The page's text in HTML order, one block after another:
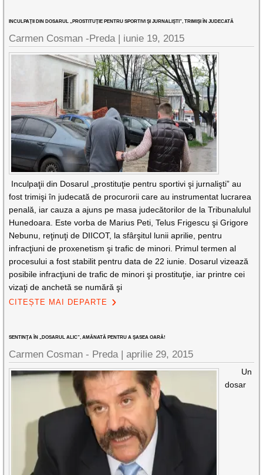
INCULPAŢII DIN DOSARUL „PROSTITUŢIE PENTRU SPORTIVI ŞI JURNALIŞTI”, TRIMIŞI ÎN JUDECATĂ
Carmen Cosman -Preda | iunie 19, 2015
Inculpaţii din Dosarul „prostituţie pentru sportivi şi jurnalişti” au
fost trimişi în judecată de procurorii care au instrumentat lucrarea
penală, iar cauza a ajuns pe masa judecătorilor de la Tribunalulul
Hunedoara. Este vorba de Marius Peti, Telus Frigescu şi Grigore
Nebunu, reţinuţi de DIICOT, la sfârşitul lunii aprilie, pentru
infracţiuni de proxenetism şi trafic de minori. Primul termen al
procesului a fost stabilit pentru data de 22 iunie. Dosarul vizează
posibile infracţiuni de trafic de minori şi prostituţie, iar printre cei
vizaţi de anchetă se numără şi
CITEȘTE MAI DEPARTE
SENTINŢA ÎN „DOSARUL ALIC”, AMÂNATĂ PENTRU A ŞASEA OARĂ!
Carmen Cosman - Preda |aprilie 29, 2015
Un
dosar